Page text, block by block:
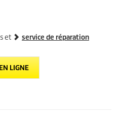
et
service de réparation
LIGNE